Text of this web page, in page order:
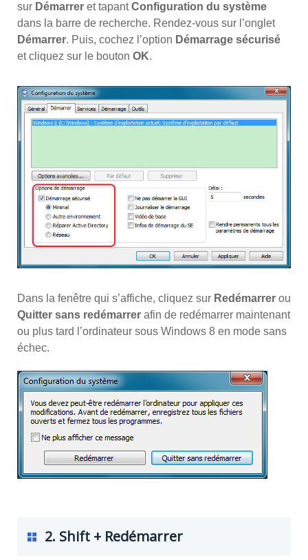
sur Démarrer et tapantConfiguration du système
dans la barre de recherche. Rendez-vous sur l’onglet
Démarrer. Puis, cochez l’option Démarrage sécurisé
et cliquez sur le bouton OK.
Dans la fenêtre qui s’affiche, cliquez sur Redémarrer ou
Quitter sans redémarrer afin de redémarrer maintenant
ou plus tard l’ordinateur sous Windows 8 en mode sans
échec.
2. Shift + Redémarrer